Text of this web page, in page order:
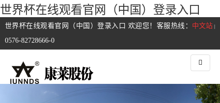
世界杯在线观看官网（中国）登录入口
中文站 |
世界杯在线观看官网（中国）登录入口 欢迎您！客服热线：
0576-82728666-0